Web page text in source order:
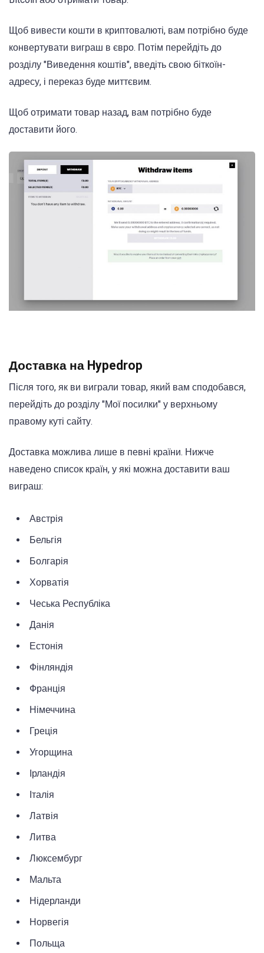
Щоб вивести кошти в криптовалюті, вам потрібно буде
конвертувати виграш в євро. Потім перейдіть до
розділу "Виведення коштів", введіть свою біткоїн-
адресу, і переказ буде миттєвим.
Щоб отримати товар назад, вам потрібно буде
доставити його.
Доставка на Hypedrop
Після того, як ви виграли товар, який вам сподобався,
перейдіть до розділу "Мої посилки" у верхньому
правому куті сайту.
Доставка можлива лише в певні країни. Нижче
наведено список країн, у які можна доставити ваш
виграш:
Австрія
Бельгія
Болгарія
Хорватія
Чеська Республіка
Данія
Естонія
Фінляндія
Франція
Німеччина
Греція
Угорщина
Ірландія
Італія
Латвія
Литва
Люксембург
Мальта
Нідерланди
Норвегія
Польща